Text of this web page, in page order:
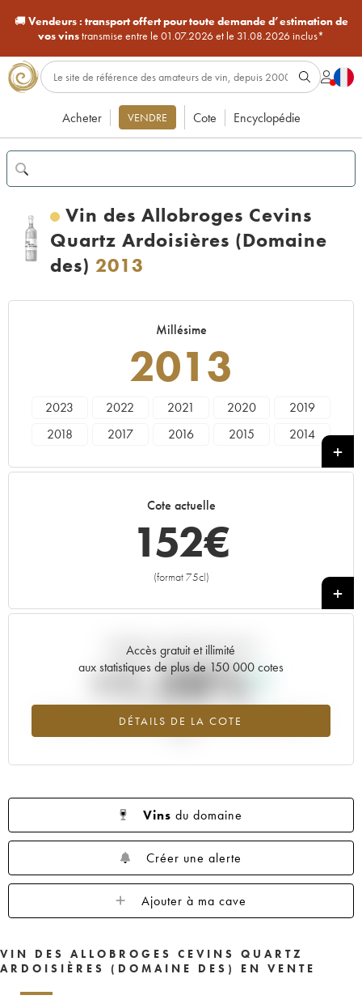
🚚Vendeurs : transport offert pour toute demande d’estimation de
vos vinstransmise entre le 01.07.2026 et le 31.08.2026 inclus*
Acheter VENDRE Cote Encyclopédie
Vin des Allobroges Cevins
Quartz Ardoisières (Domaine
des) 2013
Millésime
2013
2023 2022 2021 2020
2019
2018
2017 2016 2015
2014
Cote actuelle
152€
(format 75cl)
+
Accès gratuit et illimité
aux statistiques de plus de 150 000 cotes
DÉTAILS DE LA COTE
Tendance actuelle de la cote
+1.38%
Tendance à la hausse du millésime 2013 en 2026 par rapport à
Vins du domaine
Créer une alerte
Ajouter à ma cave
VIN DES ALLOBROGES CEVINS QUARTZ
ARDOISIÈRES (DOMAINE DES) EN VENTE